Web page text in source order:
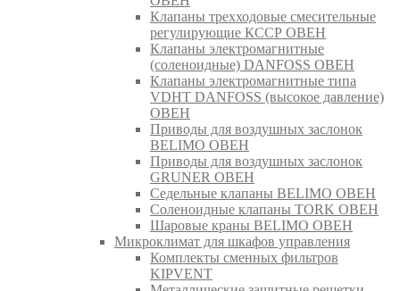
Клапаны трехходовые смесительные
регулирующие КССР ОВЕН
Клапаны электромагнитные
(соленоидные) DANFOSS ОВЕН
Клапаны электромагнитные типа
VDHT DANFOSS (высокое давление)
ОВЕН
Приводы для воздушных заслонок
BELIMO ОВЕН
Приводы для воздушных заслонок
GRUNER ОВЕН
Седельные клапаны BELIMO ОВЕН
Соленоидные клапаны TORK ОВЕН
Шаровые краны BELIMO ОВЕН
Микроклимат для шкафов управления
Комплекты сменных фильтров
KIPVENT